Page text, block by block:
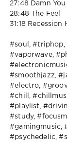
27:48 Damn
28:48 The Feel
31:18 Recession
#soul, #triphop,
#vaporwave,
#smoothjazz,
#electro,
#chill,
#playlist,
#study,
#gamingmusic,
#psychedelic,